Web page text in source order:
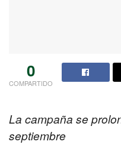
0
COMPARTIDO
La campaña se
septiembre